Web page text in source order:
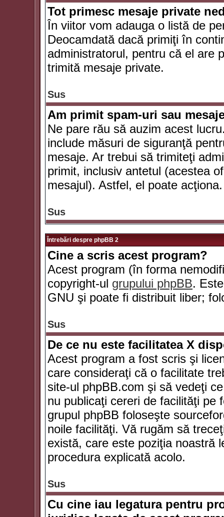
Tot primesc mesaje private
În viitor vom adauga o listă de
Deocamdată dacă primiţi în
administratorul, pentru că el are
trimită mesaje private.
Sus
Am primit spam-uri sau
Ne pare rău să auzim acest
include măsuri de siguranţă
mesaje. Ar trebui să trimiteţi
primit, inclusiv antetul (acestea
mesajul). Astfel, el poate acţiona.
Sus
Întrebări despre phpBB 2
Cine a scris acest program?
Acest program (în forma
copyright-ul grupului phpBB.
GNU şi poate fi distribuit liber;
Sus
De ce nu este facilitatea X
Acest program a fost scris şi
care consideraţi că o facilitate
site-ul phpBB.com şi să vedeţi
nu publicaţi cereri de facilităţi pe
grupul phpBB foloseşte
noile facilităţi. Vă rugăm să
există, care este poziţia noastră
procedura explicată acolo.
Sus
Cu cine iau legatura pentru